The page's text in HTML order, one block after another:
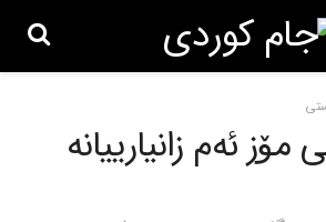
مۆز ئەم زانیارییانە